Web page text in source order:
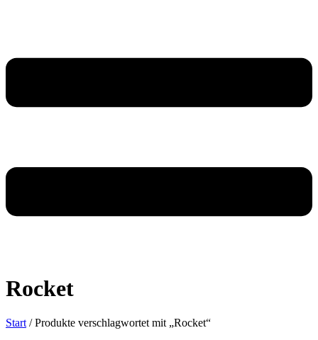
Rocket
Start / Produkte verschlagwortet mit „Rocket“